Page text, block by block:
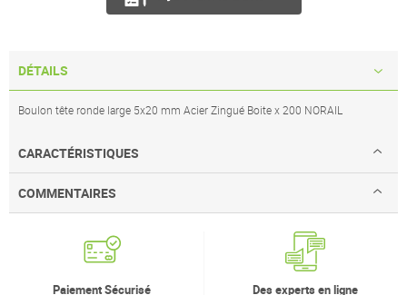
DÉTAILS
Boulon tête ronde large 5x20 mm Acier Zingué Boite x 200 NORAIL
CARACTÉRISTIQUES
COMMENTAIRES
Paiement Sécurisé Des experts en ligne